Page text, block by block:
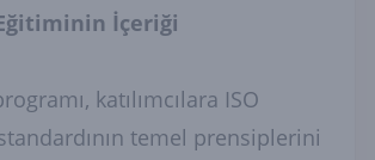
İçeriği
katılımcılara ISO
temel prensiplerini